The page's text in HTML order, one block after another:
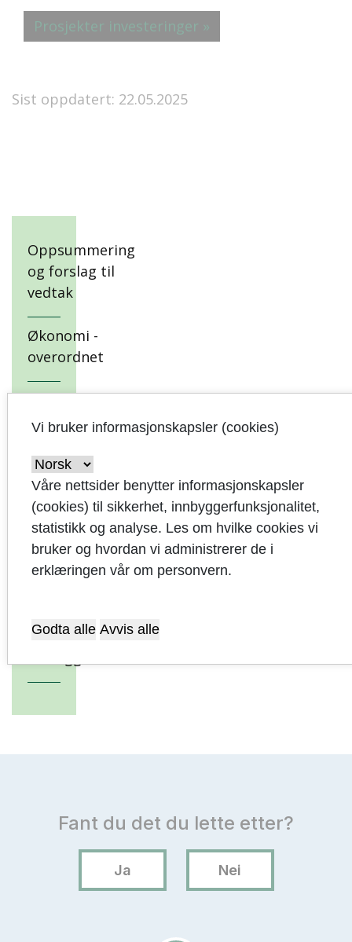
Oppsummering
og forslag til
vedtak
Økonomi -
overordnet
Finansrapport
Status for
kommunestyrets
vedtatte
tekstforslag
Prosjekter investeringer »
Sist oppdatert: 22.05.2025
Vi bruker informasjonskapsler (cookies)
Våre nettsider benytter informasjonskapsler
(cookies) til sikkerhet, innbyggerfunksjonalitet,
statistikk og analyse. Les om hvilke cookies vi
bruker og hvordan vi administrerer de i
erklæringen vår om personvern.
Godta alle Avvis alle